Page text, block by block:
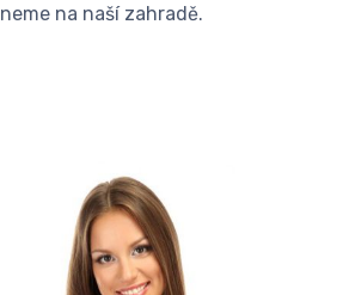
na naší zahradě.